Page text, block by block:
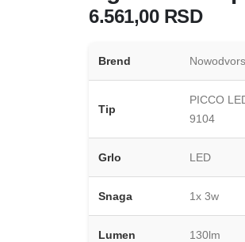
6.561,00 RSD
Brend
Tip
PICCO
9104
Grlo LED
Snaga 1x 3w
Lumen 130lm